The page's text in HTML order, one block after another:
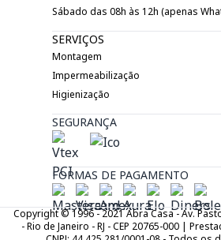
Sábado das 08h às 12h (apenas
SERVIÇOS
Montagem
Impermeabilização
Higienização
SEGURANÇA
FORMAS DE PAGAMENTO
Copyright © 1996 - 2021 Abra Casa - Av.
- Rio de Janeiro - RJ - CEP 20765-000 |